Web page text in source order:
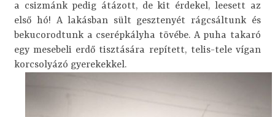
a csizmánk pedig átázott, de kit érdekel, leesett az
első hó! A lakásban sült gesztenyét rágcsáltunk és
bekucorodtunk a cserépkályha tövébe. A puha takaró
egy mesebeli erdő tisztására repített, telis-tele vígan
korcsolyázó gyerekekkel.